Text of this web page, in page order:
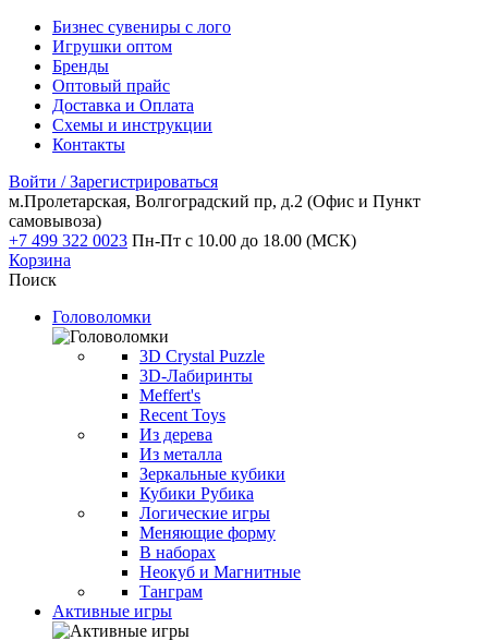
Бизнес сувениры с лого
Игрушки оптом
Бренды
Оптовый прайс
Доставка и Оплата
Схемы и инструкции
Контакты
Войти / Зарегистрироваться
м.Пролетарская, Волгоградский пр, д.2 (Офис и Пункт
самовывоза)
+7 499 322 0023 Пн-Пт с 10.00 до 18.00 (МСК)
Корзина
Поиск
Головоломки
3D Crystal Puzzle
3D-Лабиринты
Meffert's
Recent Toys
Из дерева
Из металла
Зеркальные кубики
Кубики Рубика
Логические игры
Меняющие форму
В наборах
Неокуб и Магнитные
Танграм
Активные игры